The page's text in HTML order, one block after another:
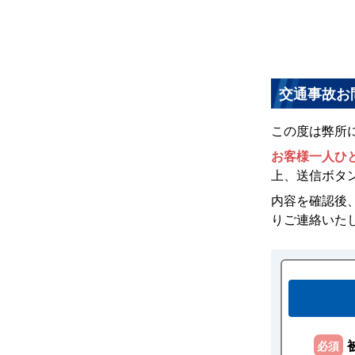
交通事故
この度は弊所
お客様一人ひ
上、送信ボタ
内容を確認後
りご連絡いた